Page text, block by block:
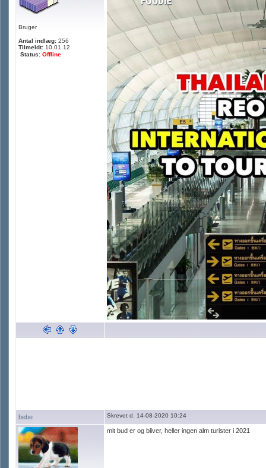
Bruger
Antal indlæg: 256
Tilmeldt: 10.01.12
Status: Offline
bebe Skrevet d. 14-08-2020 10:24
mit bud er og bliver, heller ingen alm turister i 2021